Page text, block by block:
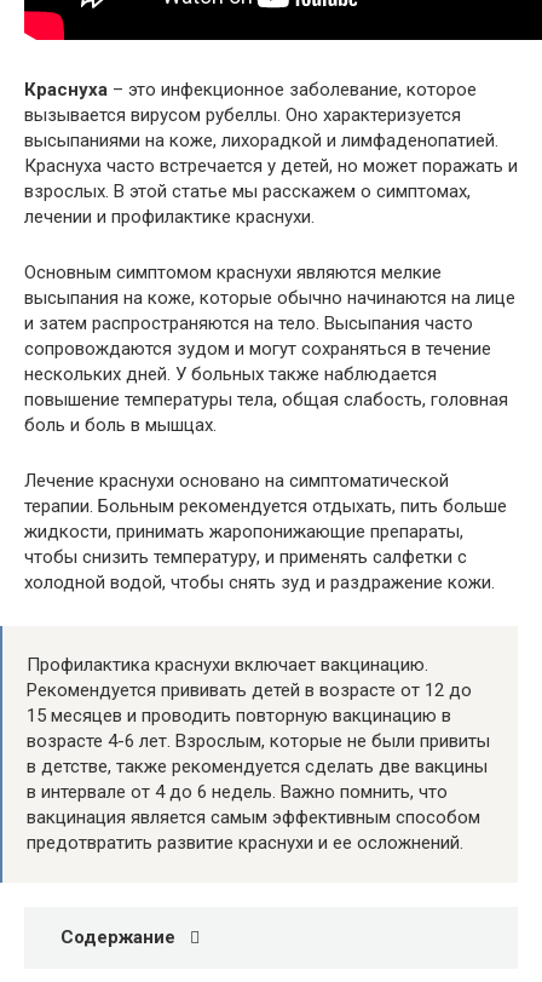
Краснуха – это инфекционное заболевание, которое
вызывается вирусом рубеллы. Оно характеризуется
высыпаниями на коже, лихорадкой и лимфаденопатией.
Краснуха часто встречается у детей, но может поражать и
взрослых. В этой статье мы расскажем о симптомах,
лечении и профилактике краснухи.
Основным симптомом краснухи являются мелкие
высыпания на коже, которые обычно начинаются на лице
и затем распространяются на тело. Высыпания часто
сопровождаются зудом и могут сохраняться в течение
нескольких дней. У больных также наблюдается
повышение температуры тела, общая слабость, головная
боль и боль в мышцах.
Лечение краснухи основано на симптоматической
терапии. Больным рекомендуется отдыхать, пить больше
жидкости, принимать жаропонижающие препараты,
чтобы снизить температуру, и применять салфетки с
холодной водой, чтобы снять зуд и раздражение кожи.
Профилактика краснухи включает вакцинацию.
Рекомендуется прививать детей в возрасте от 12 до
15 месяцев и проводить повторную вакцинацию в
возрасте 4-6 лет. Взрослым, которые не были привиты
в детстве, также рекомендуется сделать две вакцины
в интервале от 4 до 6 недель. Важно помнить, что
вакцинация является самым эффективным способом
предотвратить развитие краснухи и ее осложнений.
Содержание